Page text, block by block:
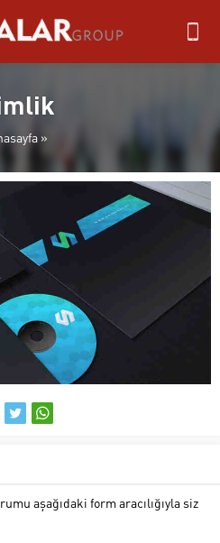
»
aşağıdaki form aracılığıyla siz